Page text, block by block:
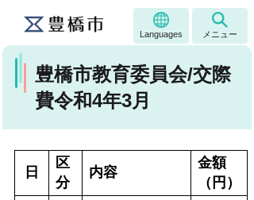
Languages メニュー
豊橋市教育委員会/交際
費令和4年3月
日
区
分
内容
金額
（円）